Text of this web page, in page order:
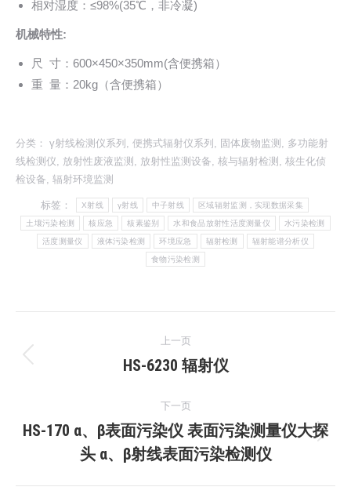
相对湿度：≤98%(35℃，非冷凝)
机械特性:
尺 寸：600×450×350mm(含便携箱）
重 量：20kg（含便携箱）
分类： γ射线检测仪系列 , 便携式辐射仪系列 , 固体废物监测 , 多功能射
线检测仪, 放射性废液监测 , 放射性监测设备, 核与辐射检测 , 核生化侦
检设备, 辐射环境监测
标签： X射线 γ射线 中子射线 区域辐射监测，实现数据采集
土壤污染检测 核应急 核素鉴别 水和食品放射性活度测量仪 水污染检测
活度测量仪 液体污染检测 环境应急 辐射检测 辐射能谱分析仪
食物污染检测
章
航
上一页
上
文
章：
HS-6230 辐射仪
下一页
下
一
文
HS-170 α、β表面污染仪 表面污染测量仪大探
头 α、β射线表面污染检测仪